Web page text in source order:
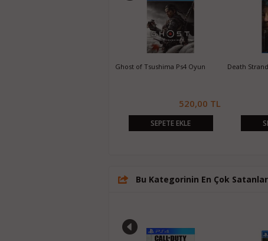
Ghost of Tsushima Ps4 Oyun
520,00 TL
SEPETE EKLE
Death
Bu Kategorinin En Çok